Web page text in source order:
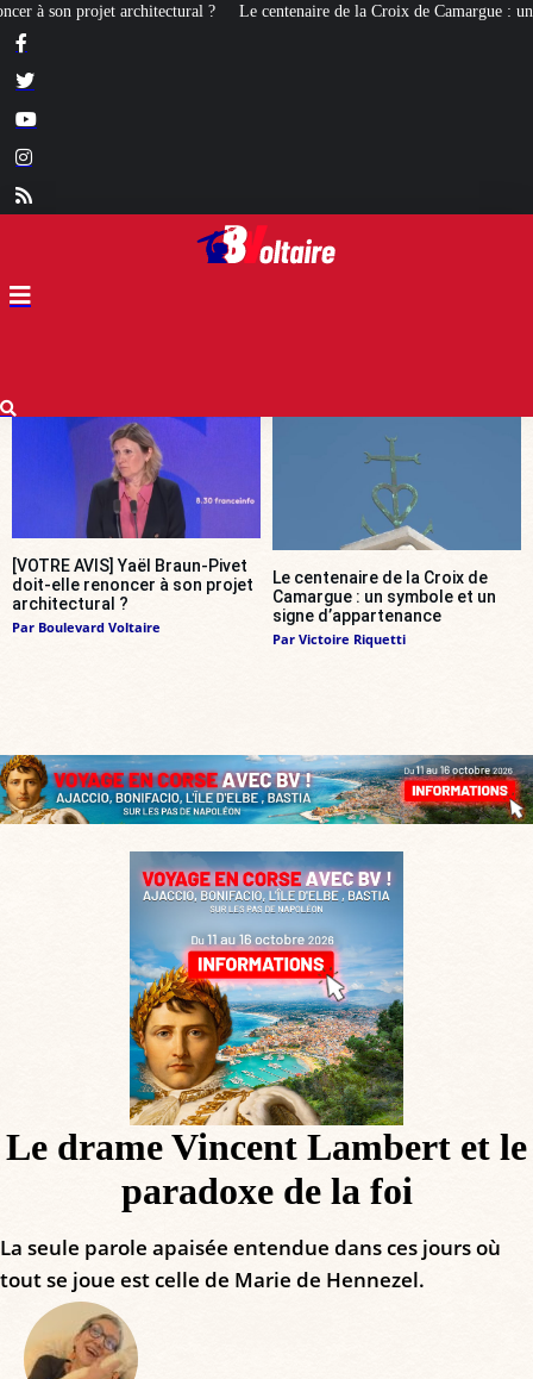
centenaire de la Croix de Camargue : un symbole et un signe d’appartenance
[VOTRE AVIS] Yaël Braun-Pivet
doit-elle renoncer à son projet
architectural ?
Par Boulevard Voltaire
Le centenaire de la Croix de
Camargue : un symbole et un
signe d’appartenance
Par Victoire Riquetti
Le drame Vincent Lambert et le
paradoxe de la foi
La seule parole apaisée entendue dans ces jours où
tout se joue est celle de Marie de Hennezel.